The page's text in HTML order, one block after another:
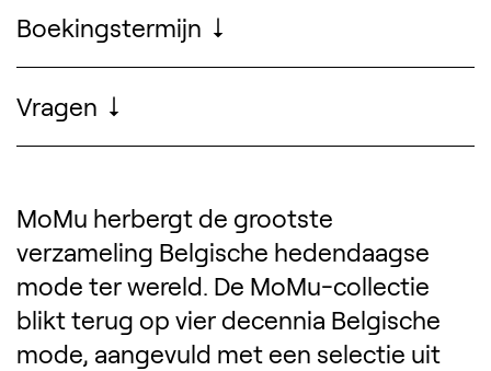
u.
Max. 15 personen
administratiekosten)
Boekingstermijn
Gegidst aanbod kan tot 2 weken voor
de geplande dag geboekt worden.
Vragen
Voor vragen over je boeking, neem
booking@antwerpen.be, +32 3 339 47
00.
MoMu herbergt de grootste
verzameling Belgische hedendaagse
mode ter wereld. De MoMu-collectie
blikt terug op vier decennia Belgische
mode, aangevuld met een selectie uit